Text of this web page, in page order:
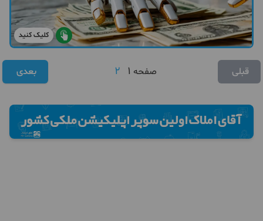
کلیک کنید
قبلی صفحه 1
2 بعدی